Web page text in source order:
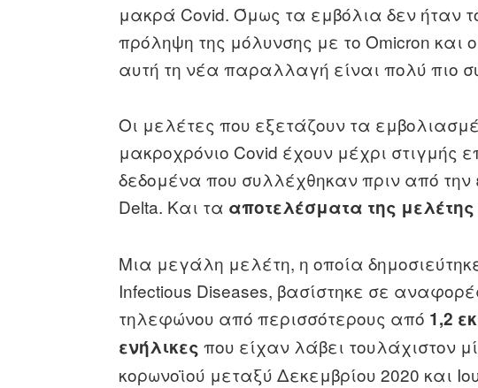
μακρά Covid. Όμως τα εμβόλια δεν ήταν
πρόληψη της μόλυνσης με το Omicron και
αυτή τη νέα παραλλαγή είναι πολύ πιο
Οι μελέτες που εξετάζουν τα
μακροχρόνιο Covid έχουν μέχρι στιγμής
δεδομένα που συλλέχθηκαν πριν από
Delta. Και τα αποτελέσματα της μελέτης
Μια μεγάλη μελέτη, η οποία
Infectious Diseases, βασίστηκε σε
τηλεφώνου από περισσότερους από 1,2
ενήλικες που είχαν λάβει τουλάχιστον
κορωνοϊού μεταξύ Δεκεμβρίου 2020 και